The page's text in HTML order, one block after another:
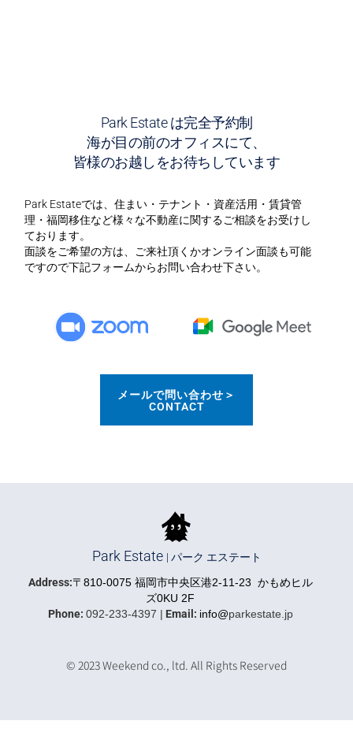
Park Estate は完全予約制
海が目の前のオフィスにて、
皆様のお越しをお待ちしています
Park Estateでは、住まい・テナント・資産活用・賃貸管
理・福岡移住など様々な不動産に関するご相談をお受けし
ております。
面談をご希望の方は、ご来社頂くかオンライン面談も可能
ですので下記フォームからお問い合わせ下さい。
メールで問い合わせ＞
CONTACT
Park Estate | パーク エステート
Address:〒810-0075 福岡市中央区港2-11-23 かもめヒル
ズ0KU 2F
Phone: 092-233-4397 | Email: info@parkestate.jp
© 2023 Weekend co., ltd. All Rights Reserved